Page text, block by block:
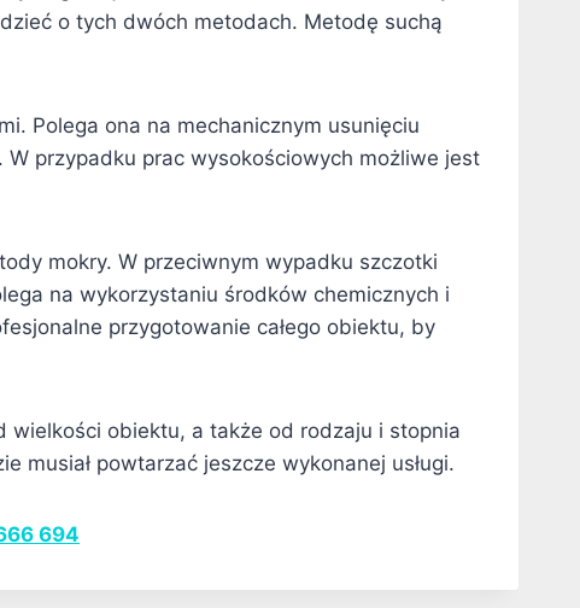
o tych dwóch metodach. Metodę suchą
Polega ona na mechanicznym usunięciu
przypadku prac wysokościowych możliwe jest
mokry. W przeciwnym wypadku szczotki
na wykorzystaniu środków chemicznych i
przygotowanie całego obiektu, by
wielkości obiektu, a także od rodzaju i stopnia
powtarzać jeszcze wykonanej usługi.
694